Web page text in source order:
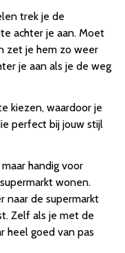
trek je de
achter je aan. Moet
zet je hem zo weer
je aan als je de weg
kiezen, waardoor je
perfect bij jouw stijl
handig voor
wonen.
naar de supermarkt
Zelf als je met de
heel goed van pas